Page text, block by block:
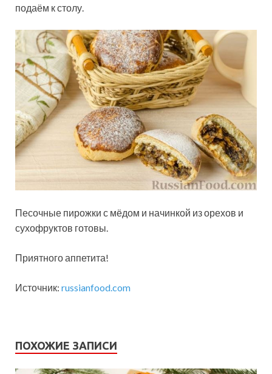
подаём к столу.
Песочные пирожки с мёдом и начинкой из орехов и
сухофруктов готовы.
Приятного аппетита!
Источник: russianfood.com
ПОХОЖИЕ ЗАПИСИ